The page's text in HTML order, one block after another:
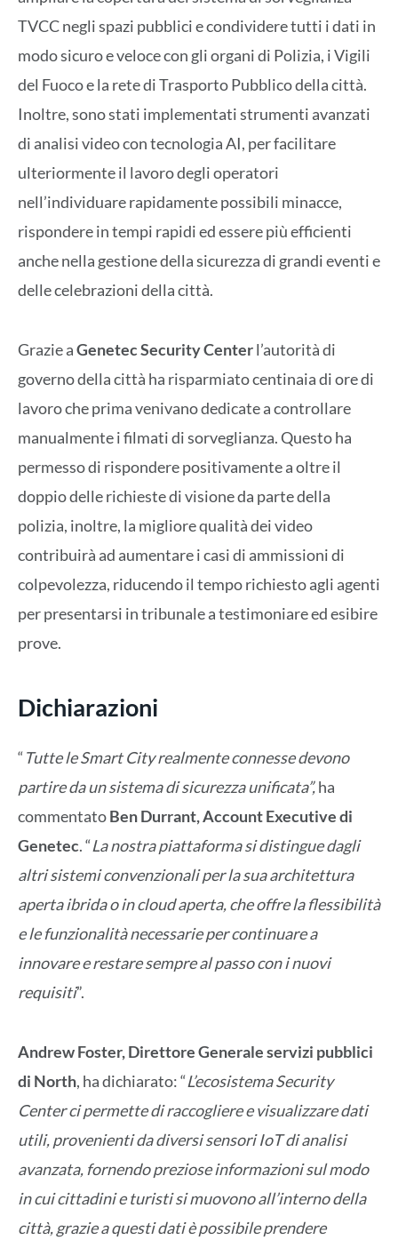
TVCC negli spazi pubblici e condividere tutti i dati in
modo sicuro e veloce con gli organi di Polizia, i Vigili
del Fuoco e la rete di Trasporto Pubblico della città.
Inoltre, sono stati implementati strumenti avanzati
di analisi video con tecnologia AI, per facilitare
ulteriormente il lavoro degli operatori
nell’individuare rapidamente possibili minacce,
rispondere in tempi rapidi ed essere più efficienti
anche nella gestione della sicurezza di grandi eventi e
delle celebrazioni della città.
Grazie aGenetec Security Centerl’autorità di
governo della città ha risparmiato centinaia di ore di
lavoro che prima venivano dedicate a controllare
manualmente i filmati di sorveglianza. Questo ha
permesso di rispondere positivamente a oltre il
doppio delle richieste di visione da parte della
polizia, inoltre, la migliore qualità dei video
contribuirà ad aumentare i casi di ammissioni di
colpevolezza, riducendo il tempo richiesto agli agenti
per presentarsi in tribunale a testimoniare ed esibire
prove.
Dichiarazioni
“Tutte le Smart City realmente connesse devono
partire da un sistema di sicurezza unificata”,ha
commentatoBen Durrant, Account Executive di
Genetec. “La nostra piattaforma si distingue dagli
altri sistemi convenzionali per la sua architettura
aperta ibrida o in cloud aperta, che offre la flessibilità
e le funzionalità necessarie per continuare a
innovare e restare sempre al passo con i nuovi
requisiti”.
Andrew Foster, Direttore Generale servizi pubblici
di North, ha dichiarato: “L’ecosistema Security
Center ci permette di raccogliere e visualizzare dati
utili, provenienti da diversi sensori IoT di analisi
avanzata, fornendo preziose informazioni sul modo
in cui cittadini e turisti si muovono all’interno della
città, grazie a questi dati è possibile prendere